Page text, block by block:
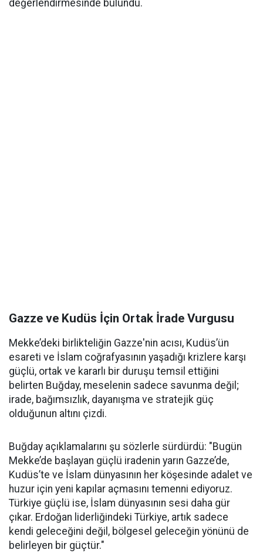
değerlendirmesinde bulundu.
Gazze ve Kudüs İçin Ortak İrade Vurgusu
Mekke’deki birlikteliğin Gazze'nin acısı, Kudüs’ün
esareti ve İslam coğrafyasının yaşadığı krizlere karşı
güçlü, ortak ve kararlı bir duruşu temsil ettiğini
belirten Buğday, meselenin sadece savunma değil;
irade, bağımsızlık, dayanışma ve stratejik güç
olduğunun altını çizdi.
Buğday açıklamalarını şu sözlerle sürdürdü: "Bugün
Mekke’de başlayan güçlü iradenin yarın Gazze’de,
Kudüs’te ve İslam dünyasının her köşesinde adalet ve
huzur için yeni kapılar açmasını temenni ediyoruz.
Türkiye güçlü ise, İslam dünyasının sesi daha gür
çıkar. Erdoğan liderliğindeki Türkiye, artık sadece
kendi geleceğini değil, bölgesel geleceğin yönünü de
belirleyen bir güçtür."